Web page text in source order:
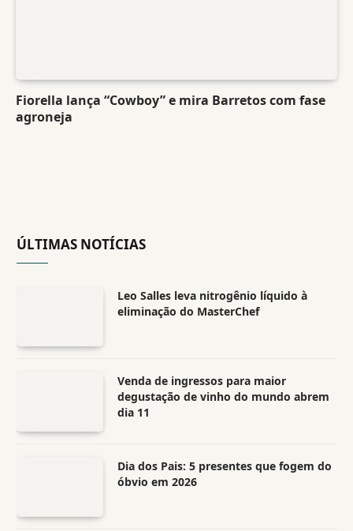
Fiorella lança “Cowboy” e mira Barretos com fase
agroneja
ÚLTIMAS NOTÍCIAS
Leo Salles leva nitrogênio líquido à
eliminação do MasterChef
Venda de ingressos para maior
degustação de vinho do mundo abrem
dia 11
Dia dos Pais: 5 presentes que fogem do
óbvio em 2026